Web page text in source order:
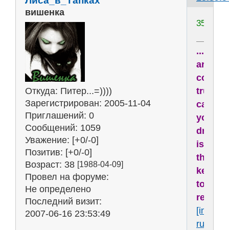
вишенка
Откуда: Питер...=))))
Зарегистрирован: 2005-11-04
Приглашений: 0
Сообщений: 1059
Уважение: [+0/-0]
Позитив: [+0/-0]
Возраст: 38 [1988-04-09]
Провел на форуме:
Не определено
Последний визит:
2007-06-16 23:53:49
35
are
coming
true,
cause
your
dream
is
the
key
to